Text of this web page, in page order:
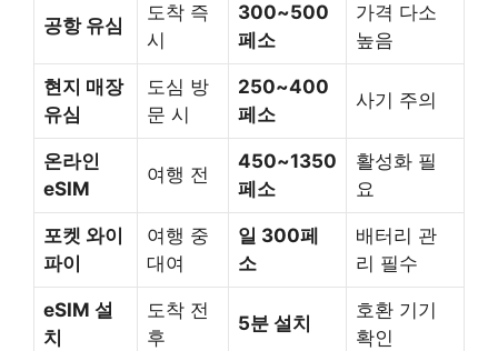
공항 유심
도착 즉
시
300~500
페소
가격 다소
높음
현지 매장
유심
도심 방
문 시
250~400
페소
사기 주의
온라인
eSIM
여행 전
450~1350
페소
활성화 필
요
포켓 와이
파이
여행 중
대여
일 300페
소
배터리 관
리 필수
eSIM 설
치
도착 전
후
5분 설치
호환 기기
확인